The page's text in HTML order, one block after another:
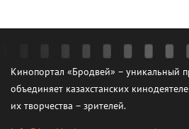
Кинопортал «Бродвей» – уникальный
объединяет казахстанских
их творчества – зрителей.